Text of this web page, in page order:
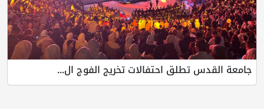
جامعة القدس تطلق احتفالات تخريج الفوج ال...